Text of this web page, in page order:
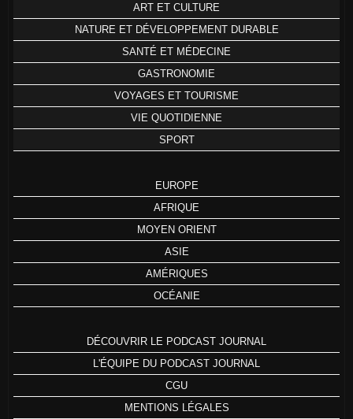
ART ET CULTURE
NATURE ET DÉVELOPPEMENT DURABLE
SANTÉ ET MÉDECINE
GASTRONOMIE
VOYAGES ET TOURISME
VIE QUOTIDIENNE
SPORT
EUROPE
AFRIQUE
MOYEN ORIENT
ASIE
AMÉRIQUES
OCÉANIE
DÉCOUVRIR LE PODCAST JOURNAL
L'ÉQUIPE DU PODCAST JOURNAL
CGU
MENTIONS LÉGALES